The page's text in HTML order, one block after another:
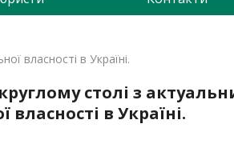
власності в Україні.
столі з
в Україні.